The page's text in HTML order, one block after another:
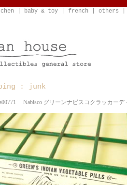
baby & toy| french others
: junk
Nabisco グリーンナビスコクラッカーデ